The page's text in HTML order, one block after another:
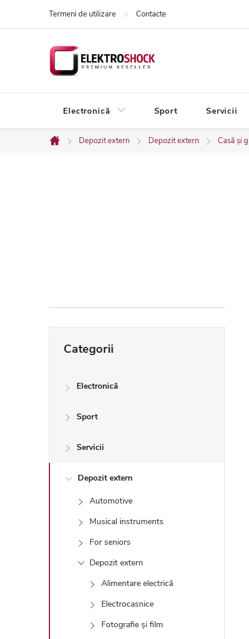
Termeni de utilizare Contacte
Electronică Sport Servicii
Acasă
Depozit extern Depozit extern Casă și
l
a
a
pesteCategorii
Electronică
Sport
Servicii
Depozit extern
Automotive
Musical instruments
For seniors
Depozit extern
Alimentare electrică
Electrocasnice
Fotografie și film